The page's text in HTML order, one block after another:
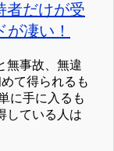
者だけが受
凄い！
無事故、無違
て得られるも
に手に入るも
している人は